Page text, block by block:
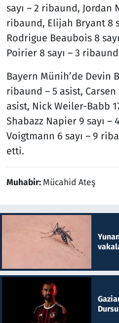
sayı – 2 ribaund, Jordan
ribaund, Elijah Bryant 8
Rodrigue Beaubois 8
Poirier 8 sayı – 3
Bayern Münih’de Devin
ribaund – 5 asist, Carsen
asist, Nick Weiler-Babb
Shabazz Napier 9 sayı –
Voigtmann 6 sayı – 9
etti.
Muhabir: Mücahid Ateş